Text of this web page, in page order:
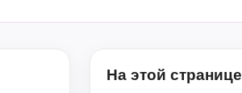
На этой странице